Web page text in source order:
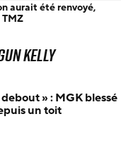
aurait été renvoyé,
Kelly
» : MGK blessé
un toit